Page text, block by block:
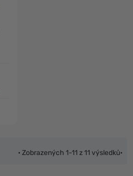
• Zobrazených 1-11 z 11 výsledků•